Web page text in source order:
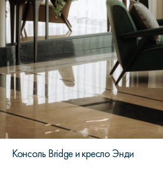
Консоль Bridge и кресло Энди